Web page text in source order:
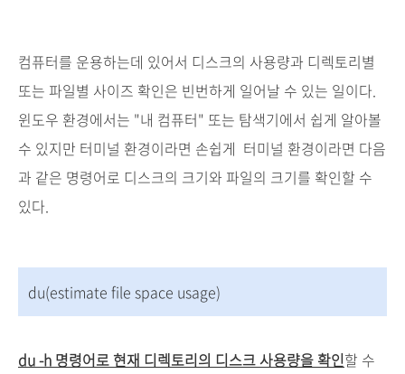
컴퓨터를 운용하는데 있어서 디스크의 사용량과 디렉토리별
또는 파일별 사이즈 확인은 빈번하게 일어날 수 있는 일이다.
윈도우 환경에서는 "내 컴퓨터" 또는 탐색기에서 쉽게 알아볼
수 있지만 터미널 환경이라면 손쉽게 터미널 환경이라면 다음
과 같은 명령어로 디스크의 크기와 파일의 크기를 확인할 수
있다.
du(estimate file space usage)
du -h 명령어로 현재 디렉토리의 디스크 사용량을 확인할 수